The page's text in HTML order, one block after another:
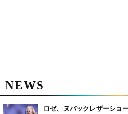
NEWS
ロゼ、ヌバックレザーシ